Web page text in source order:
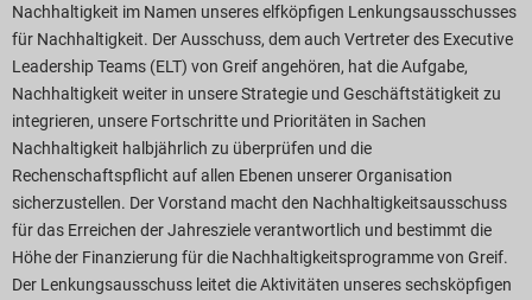
Nachhaltigkeit im Namen unseres elfköpfigen Lenkungsausschusses
für Nachhaltigkeit. Der Ausschuss, dem auch Vertreter des Executive
Leadership Teams (ELT) von Greif angehören, hat die Aufgabe,
Nachhaltigkeit weiter in unsere Strategie und Geschäftstätigkeit zu
integrieren, unsere Fortschritte und Prioritäten in Sachen
Nachhaltigkeit halbjährlich zu überprüfen und die
Rechenschaftspflicht auf allen Ebenen unserer Organisation
sicherzustellen. Der Vorstand macht den Nachhaltigkeitsausschuss
für das Erreichen der Jahresziele verantwortlich und bestimmt die
Höhe der Finanzierung für die Nachhaltigkeitsprogramme von Greif.
Der Lenkungsausschuss leitet die Aktivitäten unseres sechsköpfigen